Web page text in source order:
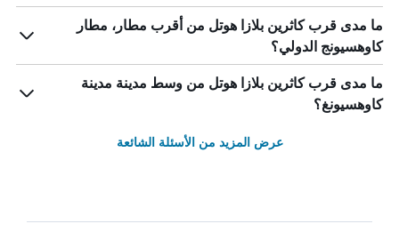
ما مدى قرب كاثرين بلازا هوتل من أقرب مطار، مطار
كاوهسيونج الدولي؟
ما مدى قرب كاثرين بلازا هوتل من وسط مدينة مدينة
كاوهسيونغ؟
عرض المزيد من الأسئلة الشائعة